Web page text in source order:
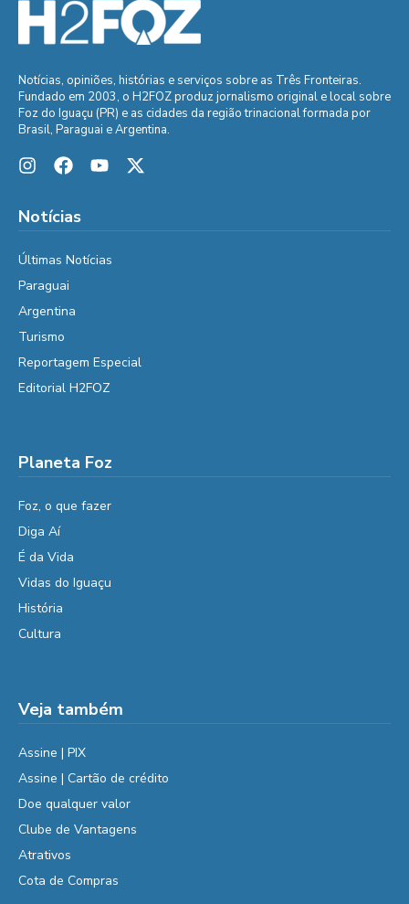
Notícias, opiniões, histórias e serviços sobre as Três Fronteiras.
Fundado em 2003, o H2FOZ produz jornalismo original e local sobre
Foz do Iguaçu (PR) e as cidades da região trinacional formada por
Brasil, Paraguai e Argentina.
Notícias
Últimas Notícias
Paraguai
Argentina
Turismo
Reportagem Especial
Editorial H2FOZ
Planeta Foz
Foz, o que fazer
Diga Aí
É da Vida
Vidas do Iguaçu
História
Cultura
Veja também
Assine | PIX
Assine | Cartão de crédito
Doe qualquer valor
Clube de Vantagens
Atrativos
Cota de Compras